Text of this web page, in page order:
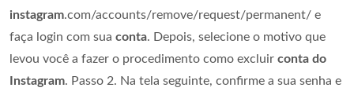
instagram.com/accounts/remove/request/permanent/ e
faça login com sua conta. Depois, selecione o motivo que
levou você a fazer o procedimento como excluir conta do
Instagram. Passo 2. Na tela seguinte, confirme a sua senha e